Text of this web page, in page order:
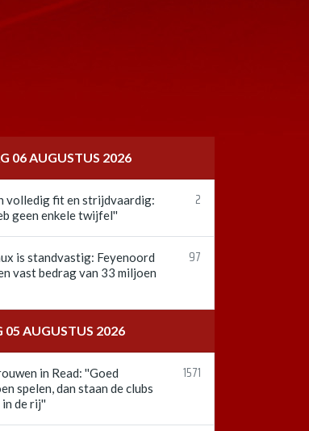
06 AUGUSTUS 2026
volledig fit en strijdvaardig:
geen enkele twijfel''
2
is standvastig: Feyenoord
vast bedrag van 33 miljoen
97
05 AUGUSTUS 2026
in Read: ''Goed
spelen, dan staan de clubs
de rij''
1571